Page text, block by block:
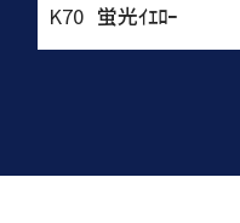
K70 蛍光ｲｴﾛｰ